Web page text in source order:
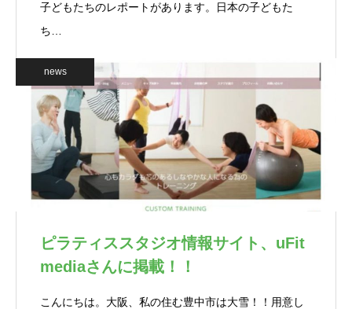
子どもたちのレポートがあります。日本の子どもた
ち…
news
ピラティススタジオ情報サイト、uFit
mediaさんに掲載！！
こんにちは。大阪、私の住む豊中市は大雪！！用意し